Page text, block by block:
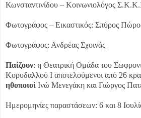
Κωνσταντινίδου – Κοινωνιολόγος
Φωτογράφος – Εικαστικός: Σπύρος
Φωτογράφος: Ανδρέας Σχοινάς
Παίζουν: η Θεατρική Ομάδα του
Κορυδαλλού Ι αποτελούμενοι από 26
ηθοποιοί Ινώ Μενεγάκη και Γιώργος
Ημερομηνίες παραστάσεων: 6 και 8